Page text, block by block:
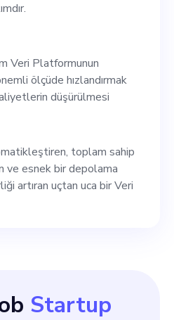
Veri Platformunun
ölçüde hızlandırmak
düşürülmesi
toplam sahip
ve esnek bir depolama
artıran uçtan uca bir Veri
Startup